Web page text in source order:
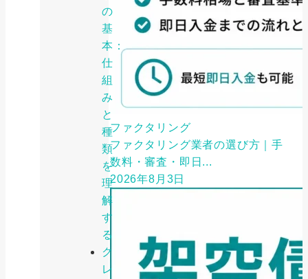
の
基
本：
仕
組
み
と
種
類
を
理
解
す
る
ク
レ
ファクタリング
ファクタリング業者の選び方｜手
数料・審査・即日...
2026年8月3日